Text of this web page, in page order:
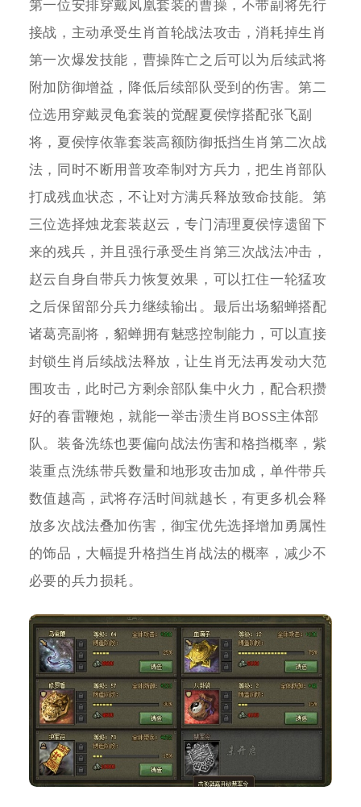
第一位安排穿戴凤凰套装的曹操，不带副将先行
接战，主动承受生肖首轮战法攻击，消耗掉生肖
第一次爆发技能，曹操阵亡之后可以为后续武将
附加防御增益，降低后续部队受到的伤害。第二
位选用穿戴灵龟套装的觉醒夏侯惇搭配张飞副
将，夏侯惇依靠套装高额防御抵挡生肖第二次战
法，同时不断用普攻牵制对方兵力，把生肖部队
打成残血状态，不让对方满兵释放致命技能。第
三位选择烛龙套装赵云，专门清理夏侯惇遗留下
来的残兵，并且强行承受生肖第三次战法冲击，
赵云自身自带兵力恢复效果，可以扛住一轮猛攻
之后保留部分兵力继续输出。最后出场貂蝉搭配
诸葛亮副将，貂蝉拥有魅惑控制能力，可以直接
封锁生肖后续战法释放，让生肖无法再发动大范
围攻击，此时己方剩余部队集中火力，配合积攒
好的春雷鞭炮，就能一举击溃生肖BOSS主体部
队。装备洗练也要偏向战法伤害和格挡概率，紫
装重点洗练带兵数量和地形攻击加成，单件带兵
数值越高，武将存活时间就越长，有更多机会释
放多次战法叠加伤害，御宝优先选择增加勇属性
的饰品，大幅提升格挡生肖战法的概率，减少不
必要的兵力损耗。